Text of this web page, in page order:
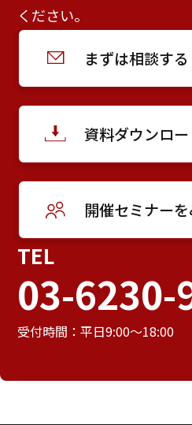
ください。
まずは相談する
資料ダウンロー
開催セミナーを
TEL
03-6230-
受付時間：平日9:00～18:00